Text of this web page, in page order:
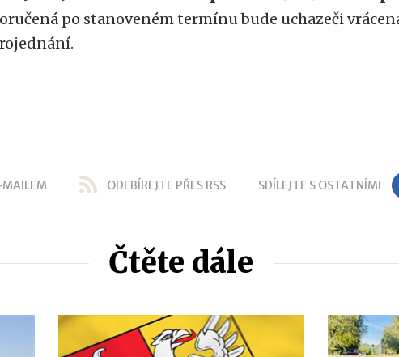
po stanoveném termínu bude uchazeči
ODEBÍREJTE PŘES RSS SDÍLEJTE S OSTATNÍMI
Čtěte dále